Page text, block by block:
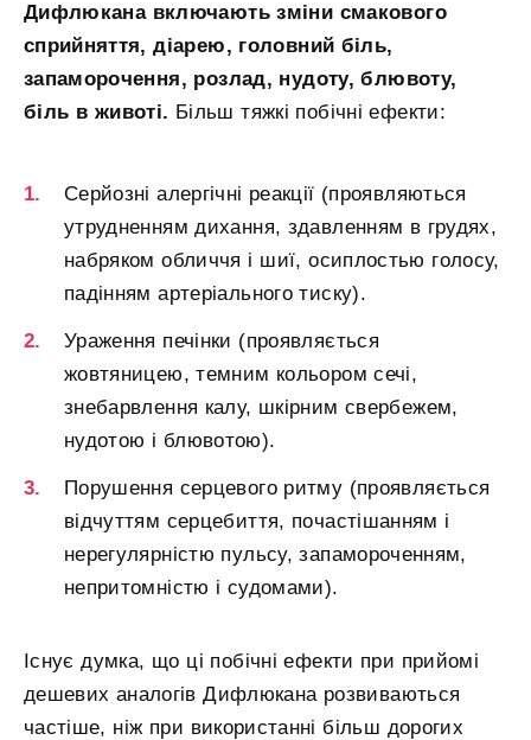
Дифлюкана включають зміни смакового
сприйняття, діарею, головний біль,
запаморочення, розлад, нудоту, блювоту,
біль в животі. Більш тяжкі побічні ефекти:
Серйозні алергічні реакції (проявляються
утрудненням дихання, здавленням в грудях,
набряком обличчя і шиї, осиплостью голосу,
падінням артеріального тиску).
Ураження печінки (проявляється
жовтяницею, темним кольором сечі,
знебарвлення калу, шкірним свербежем,
нудотою і блювотою).
Порушення серцевого ритму (проявляється
відчуттям серцебиття, почастішанням і
нерегулярністю пульсу, запамороченням,
непритомністю і судомами).
Існує думка, що ці побічні ефекти при прийомі
дешевих аналогів Дифлюкана розвиваються
частіше, ніж при використанні більш дорогих